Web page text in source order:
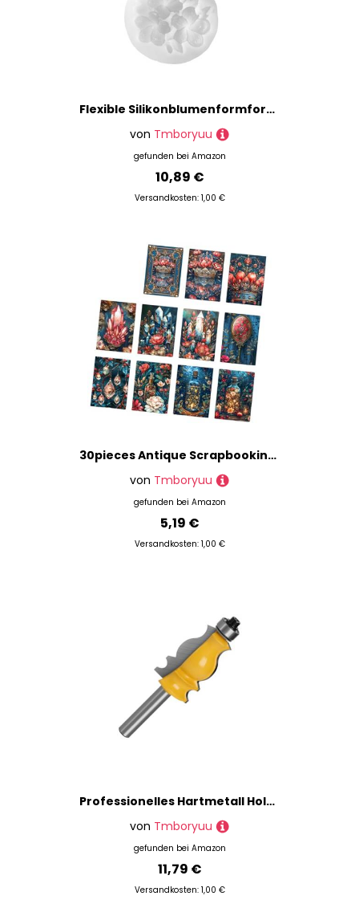
Flexible Silikonblumenformform Für Blumenkerze Verleiht Ihrem Zuhause Und Einer Besonderen Veranstaltung Home Decoration Form Natürliche Düfte
von Tmboryuu
gefunden bei Amazon
10,89 €
Versandkosten: 1,00 €
30pieces Antique Scrapbooking Paper 10x14cm Hintergrunddekorationspapier Für Craft Journal Notebook Foto Album Verpackung Retro Scrapbook Verzierungen
von Tmboryuu
gefunden bei Amazon
5,19 €
Versandkosten: 1,00 €
Professionelles Hartmetall Holzschnitzwerkzeug 6mm Shanks Fischschwanz Design Router Bitfräsenschneider Für Möbelformung Fischschwanz Router Bit Bit
von Tmboryuu
gefunden bei Amazon
11,79 €
Versandkosten: 1,00 €